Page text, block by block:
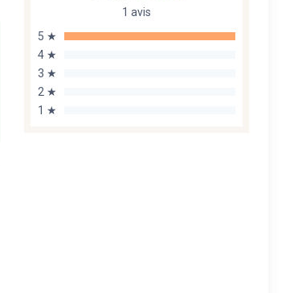
1 avis
5 ★
4 ★
3 ★
2 ★
1 ★